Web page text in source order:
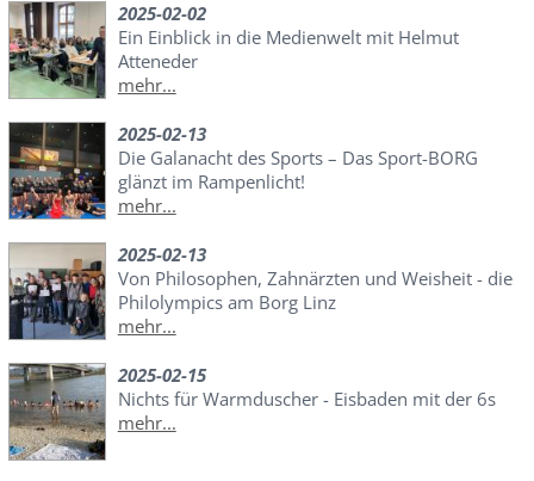
2025-02-02
Ein Einblick in die Medienwelt mit Helmut
Atteneder
mehr...
2025-02-13
Die Galanacht des Sports – Das Sport-BORG
glänzt im Rampenlicht!
mehr...
2025-02-13
Von Philosophen, Zahnärzten und Weisheit - die
Philolympics am Borg Linz
mehr...
2025-02-15
Nichts für Warmduscher - Eisbaden mit der 6s
mehr...